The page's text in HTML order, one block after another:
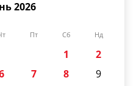
2026
Пт Сб Нд
1
2
7 8
9